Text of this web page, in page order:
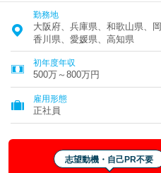
勤務地
大阪府、兵庫県、和歌山県、
香川県、愛媛県、高知県
初年度年収
500万～800万円
雇用形態
正社員
志望動機・自己PR不要